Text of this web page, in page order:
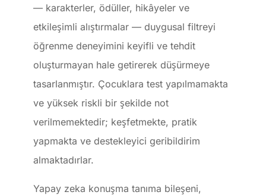
— karakterler, ödüller, hikâyeler ve
etkileşimli alıştırmalar — duygusal filtreyi
öğrenme deneyimini keyifli ve tehdit
oluşturmayan hale getirerek düşürmeye
tasarlanmıştır. Çocuklara test yapılmamakta
ve yüksek riskli bir şekilde not
verilmemektedir; keşfetmekte, pratik
yapmakta ve destekleyici geribildirim
almaktadırlar.
Yapay zeka konuşma tanıma bileşeni,